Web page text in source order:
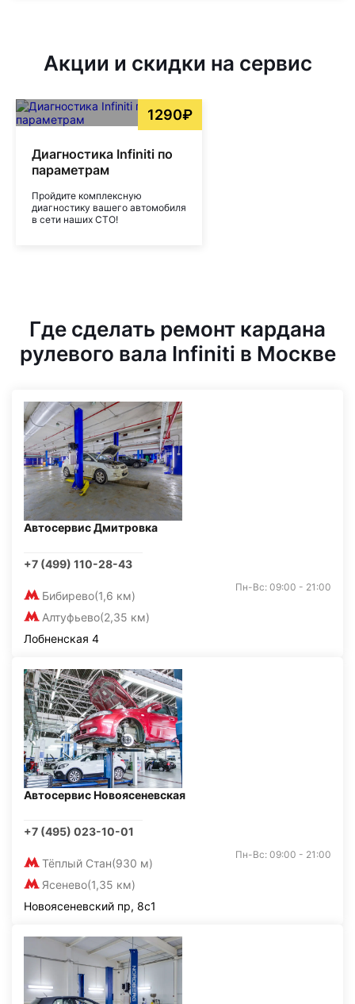
Акции и скидки на сервис
1290₽
Диагностика Infiniti по
параметрам
Пройдите комплексную
диагностику вашего автомобиля
в сети наших СТО!
Где сделать ремонт кардана
рулевого вала Infiniti в Москве
Автосервис Дмитровка
+7 (499) 110-28-43
Бибирево(1,6 км)
Алтуфьево(2,35 км)
Пн-Вс: 09:00 - 21:00
Лобненская 4
Автосервис Новоясеневская
+7 (495) 023-10-01
Тёплый Стан(930 м)
Ясенево(1,35 км)
Пн-Вс: 09:00 - 21:00
Новоясеневский пр, 8с1